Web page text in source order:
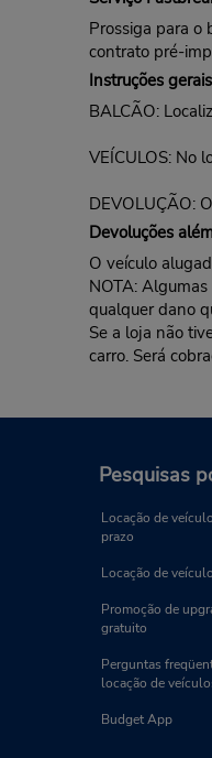
Prossiga para o
contrato pré-
Instruções gerais
BALCÃO:
VEÍCULOS: No
DEVOLUÇÃO:
Devoluções
O veículo
NOTA:
qualquer dano
Se a loja não
carro. Será
Pesquisas
Locação de
prazo
Locação de
Promoção de
gratuito
Perguntas
locação de
Budget App